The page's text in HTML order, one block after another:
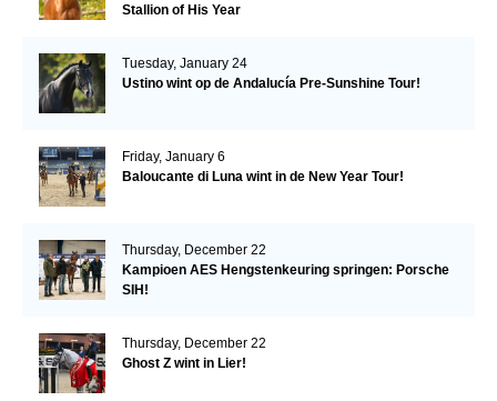
Stallion of His Year
Tuesday, January 24
Ustino wint op de Andalucía Pre-Sunshine Tour!
Friday, January 6
Baloucante di Luna wint in de New Year Tour!
Thursday, December 22
Kampioen AES Hengstenkeuring springen: Porsche
SIH!
Thursday, December 22
Ghost Z wint in Lier!